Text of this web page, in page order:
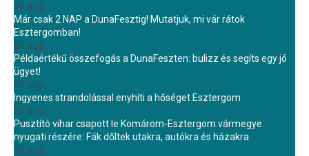
06 aug.
Már csak 2 NAP a DunaFesztig! Mutatjuk, mi vár rátok
Esztergomban!
05 aug.
Példaértékű összefogás a DunaFeszten: bulizz és segíts egy jó
ügyet!
05 aug.
Ingyenes strandolással enyhíti a hőséget Esztergom
03 aug.
Pusztító vihar csapott le Komárom-Esztergom vármegye
nyugati részére: Fák dőltek utakra, autókra és házakra
02 aug.